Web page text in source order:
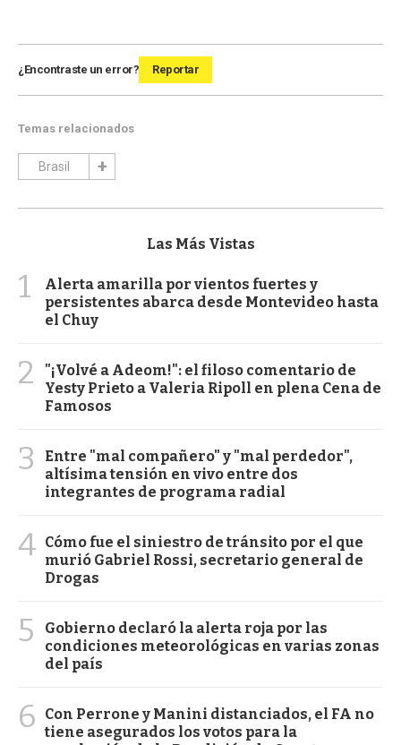
¿Encontraste un error? Reportar
Temas relacionados
Brasil
Las Más Vistas
1
Alerta amarilla por vientos fuertes y
persistentes abarca desde Montevideo hasta
el Chuy
2
"¡Volvé a Adeom!": el filoso comentario de
Yesty Prieto a Valeria Ripoll en plena Cena de
Famosos
3
Entre "mal compañero" y "mal perdedor",
altísima tensión en vivo entre dos
integrantes de programa radial
4 Cómo fue el siniestro de tránsito por el que
murió Gabriel Rossi, secretario general de
Drogas
5
Gobierno declaró la alerta roja por las
condiciones meteorológicas en varias zonas
del país
6
Con Perrone y Manini distanciados, el FA no
tiene asegurados los votos para la